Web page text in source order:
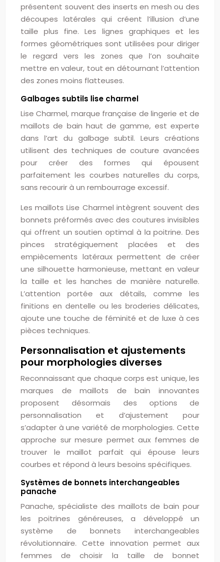
présentent souvent des inserts en mesh ou des
découpes latérales qui créent l’illusion d’une
taille plus fine. Les lignes graphiques et les
formes géométriques sont utilisées pour diriger
le regard vers les zones que l’on souhaite
mettre en valeur, tout en détournant l’attention
des zones moins flatteuses.
Galbages subtils lise charmel
Lise Charmel, marque française de lingerie et de
maillots de bain haut de gamme, est experte
dans l’art du galbage subtil. Leurs créations
utilisent des techniques de couture avancées
pour créer des formes qui épousent
parfaitement les courbes naturelles du corps,
sans recourir à un rembourrage excessif.
Les maillots Lise Charmel intègrent souvent des
bonnets préformés avec des coutures invisibles
qui offrent un soutien optimal à la poitrine. Des
pinces stratégiquement placées et des
empiècements latéraux permettent de créer
une silhouette harmonieuse, mettant en valeur
la taille et les hanches de manière naturelle.
L’attention portée aux détails, comme les
finitions en dentelle ou les broderies délicates,
ajoute une touche de féminité et de luxe à ces
pièces techniques.
Personnalisation et ajustements
pour morphologies diverses
Reconnaissant que chaque corps est unique, les
marques de maillots de bain innovantes
proposent désormais des options de
personnalisation et d’ajustement pour
s’adapter à une variété de morphologies. Cette
approche sur mesure permet aux femmes de
trouver le maillot parfait qui épouse leurs
courbes et répond à leurs besoins spécifiques.
Systèmes de bonnets interchangeables
panache
Panache, spécialiste des maillots de bain pour
les poitrines généreuses, a développé un
système de bonnets interchangeables
révolutionnaire. Cette innovation permet aux
femmes de choisir la taille de bonnet